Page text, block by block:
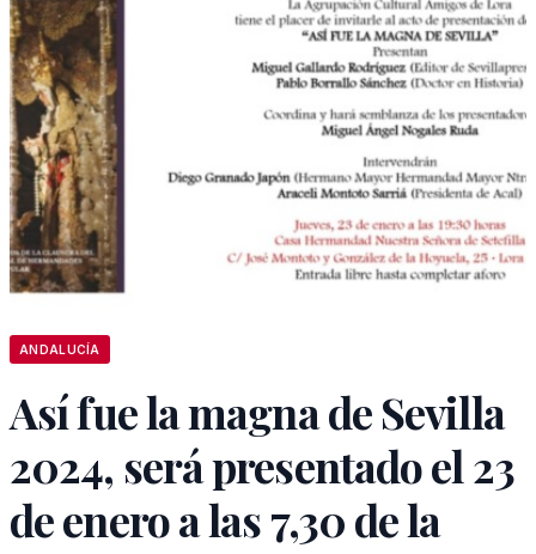
ANDALUCÍA
Así fue la magna de Sevilla
2024, será presentado el 23
de enero a las 7,30 de la